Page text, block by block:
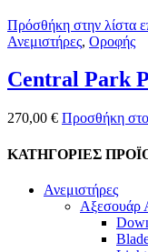
Πρόσθήκη στην λίστα
Ανεμιστήρες, Οροφής
Central Park
270,00 € Προσθήκη
ΚΑΤΗΓΟΡΙΕΣ
Ανεμιστήρες
Αξεσουάρ